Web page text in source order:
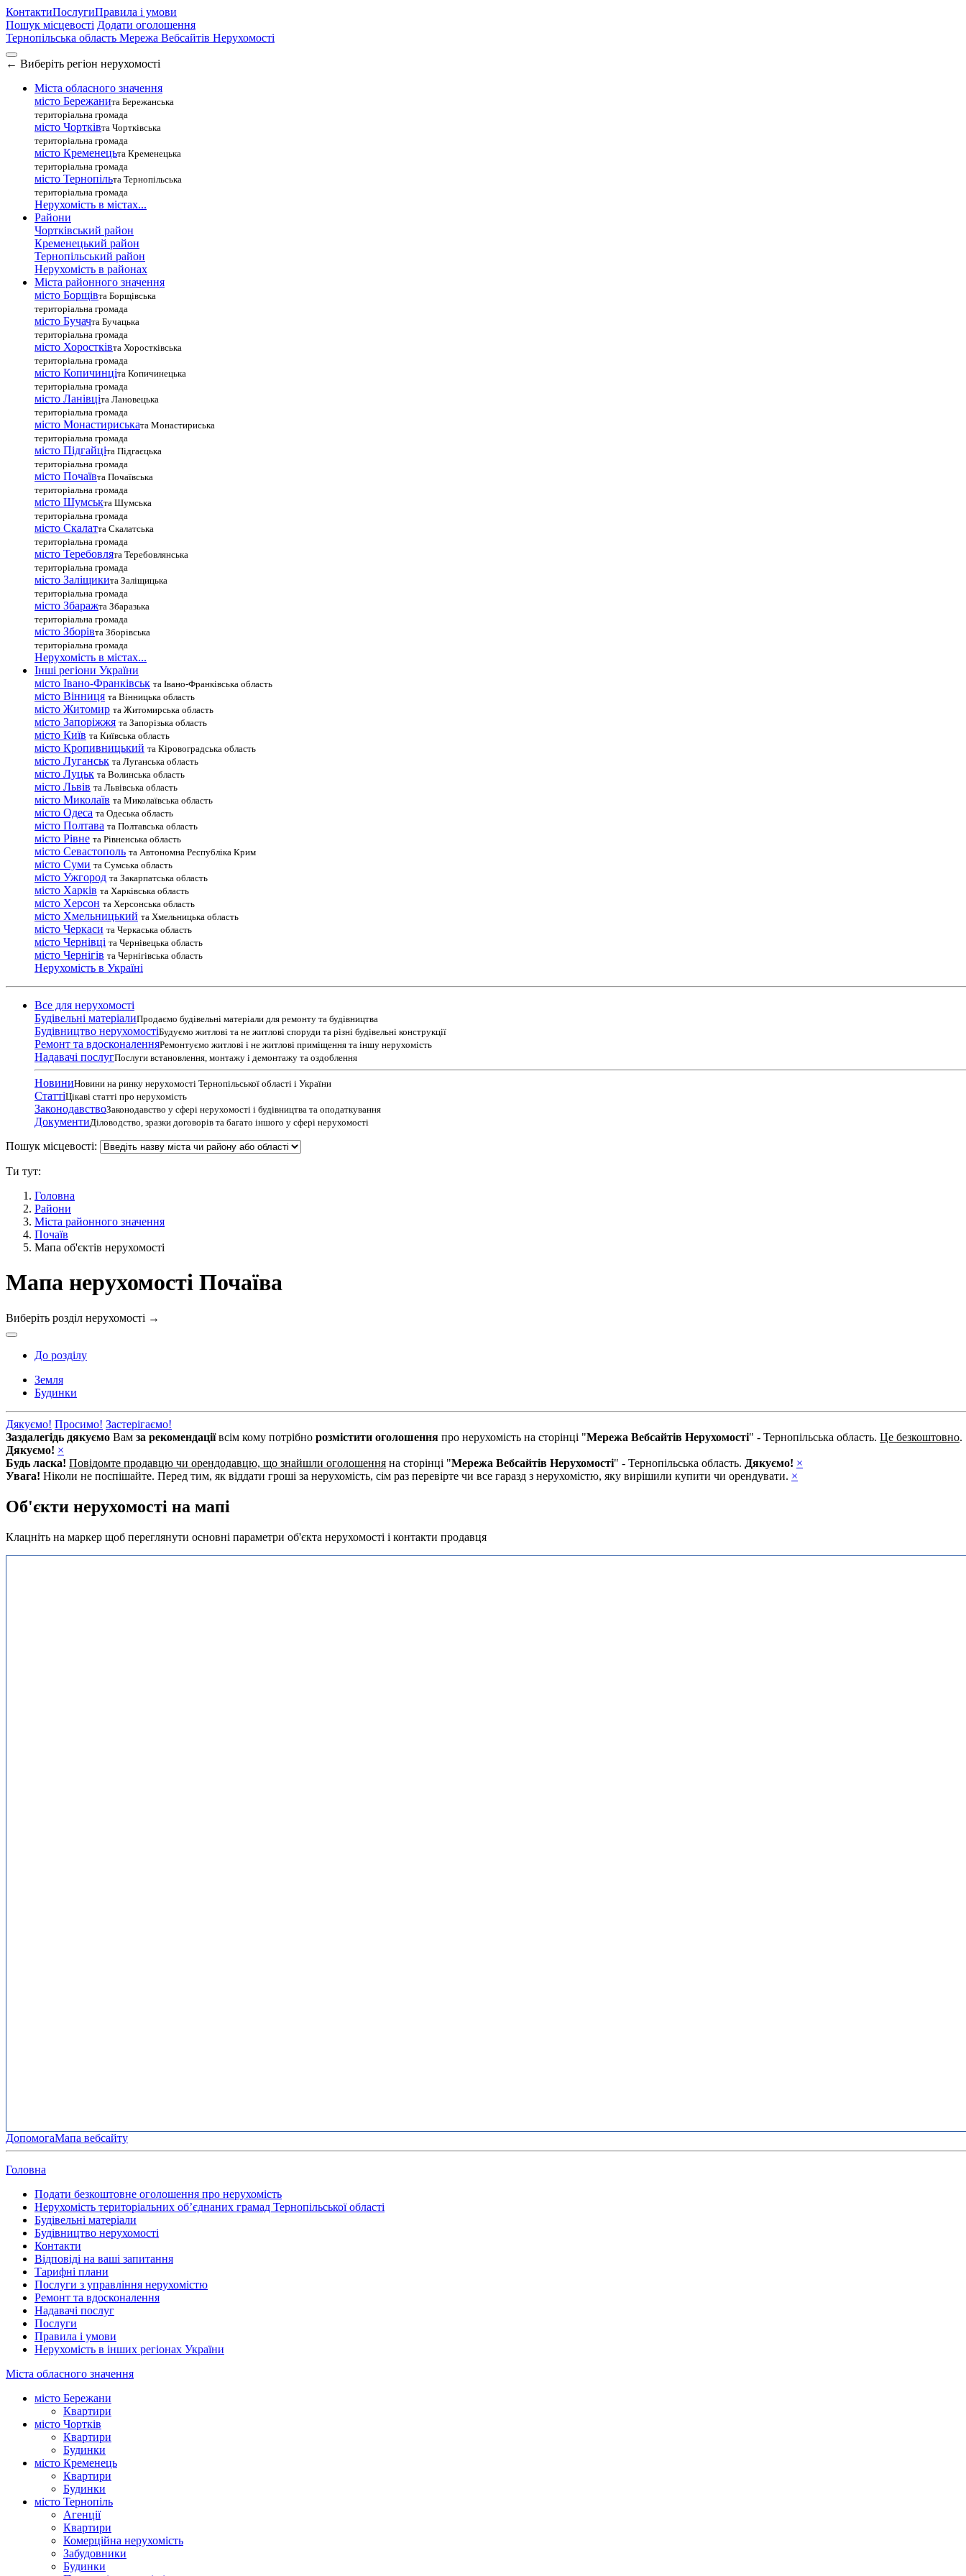
КонтактиПослугиПравила і умови
Пошук місцевості Додати оголошення
Тернопільська область Мережа Вебсайтів Нерухомості
← Виберіть регіон нерухомості
Міста обласного значення
місто Бережанита Бережанська
територіальна громада
місто Чортківта Чортківська
територіальна громада
місто Кременецьта Кременецька
територіальна громада
місто Тернопільта Тернопільська
територіальна громада
Нерухомість в містах...
Райони
Чортківський район
Кременецький район
Тернопільський район
Нерухомість в районах
Міста районного значення
місто Борщівта Борщівська
територіальна громада
місто Бучачта Бучацька
територіальна громада
місто Хоростківта Хоростківська
територіальна громада
місто Копичинціта Копичинецька
територіальна громада
місто Ланівціта Лановецька
територіальна громада
місто Монастириськата Монастириська
територіальна громада
місто Підгайціта Підгаєцька
територіальна громада
місто Почаївта Почаївська
територіальна громада
місто Шумськта Шумська
територіальна громада
місто Скалатта Скалатська
територіальна громада
місто Теребовлята Теребовлянська
територіальна громада
місто Залiщикита Заліщицька
територіальна громада
місто Збаражта Збаразька
територіальна громада
місто Зборівта Зборівська
територіальна громада
Нерухомість в містах...
Інші регіони України
місто Івано-Франківськ та Івано-Франківська область
місто Вінниця та Вінницька область
місто Житомир та Житомирська область
місто Запоріжжя та Запорізька область
місто Київ та Київська область
місто Кропивницький та Кіровоградська область
місто Луганськ та Луганська область
місто Луцьк та Волинська область
місто Львів та Львівська область
місто Миколаїв та Миколаївська область
місто Одеса та Одеська область
місто Полтава та Полтавська область
місто Рівне та Рівненська область
місто Севастополь та Автономна Республіка Крим
місто Суми та Сумська область
місто Ужгород та Закарпатська область
місто Харків та Харківська область
місто Херсон та Херсонська область
місто Хмельницький та Хмельницька область
місто Черкаси та Черкаська область
місто Чернівці та Чернівецька область
місто Чернігів та Чернігівська область
Нерухомість в Україні
Все для нерухомості
Будівельні матеріалиПродаємо будівельні матеріали для ремонту та будівництва
Будівництво нерухомостіБудуємо житлові та не житлові споруди та різні будівельні конструкції
Ремонт та вдосконаленняРемонтуємо житлові і не житлові приміщення та іншу нерухомість
Надавачі послугПослуги встановлення, монтажу і демонтажу та оздоблення
НовиниНовини на ринку нерухомості Тернопільської області і України
СтаттіЦікаві статті про нерухомість
ЗаконодавствоЗаконодавство у сфері нерухомості і будівництва та оподаткування
ДокументиДіловодство, зразки договорів та багато іншого у сфері нерухомості
Пошук місцевості:
Ти тут:
Головна
Райони
Міста районного значення
Почаїв
Мапа об'єктів нерухомості
Мапа нерухомості Почаїва
Виберіть розділ нерухомості →
До розділу
Земля
Будинки
Дякуємо! Просимо! Застерігаємо!
Заздалегідь дякуємо Вам за рекомендаціївсім кому потрібно розмістити оголошення про нерухомість на сторінці "Мережа Вебсайтів Нерухомості" - Тернопільська область. Це безкоштовно.
Дякуємо! ×
Будь ласка! Повідомте продавцю чи орендодавцю, що знайшли оголошення на сторінці "Мережа Вебсайтів Нерухомості" - Тернопільська область. Дякуємо! ×
Увага! Ніколи не поспішайте. Перед тим, як віддати гроші за нерухомість, сім раз перевірте чи все гаразд з нерухомістю, яку вирішили купити чи орендувати. ×
Об'єкти нерухомості на мапі
Клацніть на маркер щоб переглянути основні параметри об'єкта нерухомості і контакти продавця
ДопомогаМапа вебсайту
Головна
Подати безкоштовне оголошення про нерухомість
Нерухомість територіальних об’єднаних грамад Тернопільської області
Будівельні матеріали
Будівництво нерухомості
Контакти
Відповіді на ваші запитання
Тарифні плани
Послуги з управління нерухомістю
Ремонт та вдосконалення
Надавачі послуг
Послуги
Правила і умови
Нерухомість в інших регіонах України
Міста обласного значення
місто Бережани
Квартири
місто Чортків
Квартири
Будинки
місто Кременець
Квартири
Будинки
місто Тернопіль
Агенції
Квартири
Комерційна нерухомість
Забудовники
Будинки